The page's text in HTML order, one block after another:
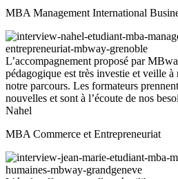
MBA Management International
L’accompagnement proposé par
pédagogique est très investie et veille
notre parcours. Les formateurs
nouvelles et sont à l’écoute de nos
Nahel
MBA Commerce et Entrepreneuriat